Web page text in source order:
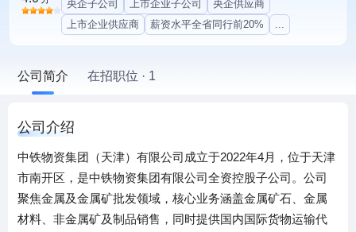
央企子公司 上市企业子公司
央企供应商
上市企业供应商
薪资水平全省同行前20% ...
公司简介 在招职位 · 1
公司介绍
中铁物资集团（天津）有限公司成立于2022年4月，位于天津
市南开区，是中铁物资集团有限公司全资控股子公司。公司
聚焦金属及金属矿批发领域，核心业务涵盖金属矿石、金属
材料、非金属矿及制品销售，同时提供国内国际货物运输代